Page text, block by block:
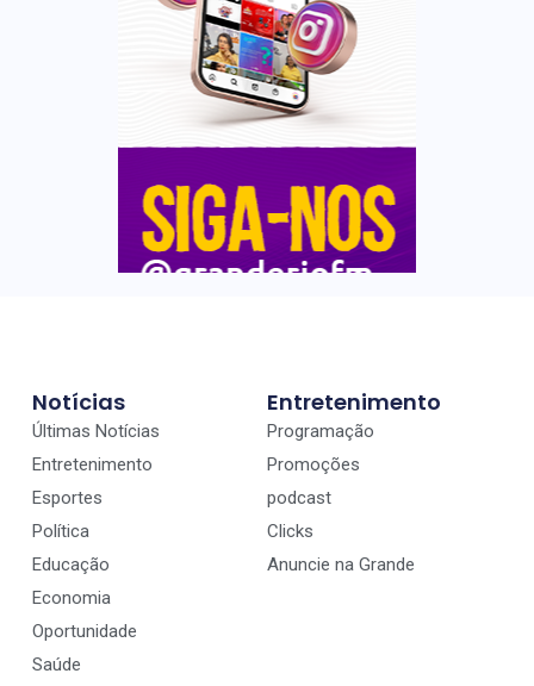
Notícias
Últimas Notícias
Entretenimento
Esportes
Política
Educação
Economia
Oportunidade
Saúde
Entretenimento
Programação
Promoções
podcast
Clicks
Anuncie na Grande